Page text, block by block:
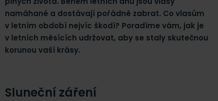
namáhané a dostávají pořádně zabrat. Co vlasům
v letním období nejvíc škodí? Poradíme vám, jak je
v letních měsících udržovat, aby se staly skutečnou
korunou vaší krásy.
Sluneční záření